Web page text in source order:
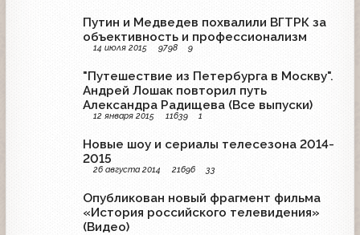
Путин и Медведев похвалили ВГТРК за
объективность и профессионализм
14 июля 2015 9798 9
"Путешествие из Петербурга в Москву".
Андрей Лошак повторил путь
Александра Радищева (Все выпуски)
12 января 2015 11639 1
Новые шоу и сериалы телесезона 2014-
2015
26 августа 2014 21696 33
Опубликован новый фрагмент фильма
«История российского телевидения»
(Видео)